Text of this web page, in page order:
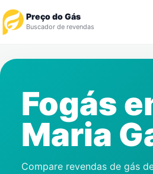
Preço do Gás
Buscador de revendas
Revendedor
Notícias
Fogás
Maria
Compare revendas de gás